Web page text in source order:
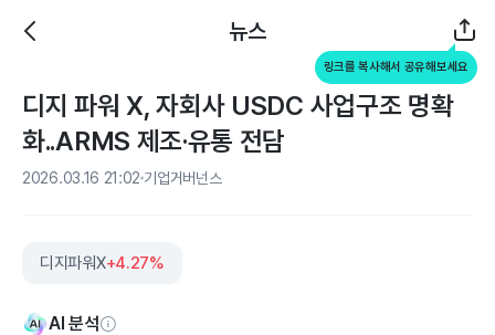
뉴스
링크를 복사해서 공유해보세요
디지 파워 X, 자회사 USDC 사업구조 명확
화..ARMS 제조·유통 전담
2026.03.16 21:02 기업거버넌스
디지파워X+4.27%
AI 분석